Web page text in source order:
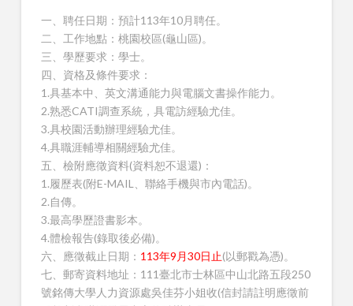
一、聘任日期：預計113年10月聘任。
二、工作地點：桃園校區(龜山區)。
三、學歷要求：學士。
四、資格及條件要求：
1.具基本中、英文溝通能力與電腦文書操作能力。
2.熟悉CATI調查系統，具電訪經驗尤佳。
3.具校園活動辦理經驗尤佳。
4.具職涯輔導相關經驗尤佳。
五、檢附應徵資料(資料恕不退還)：
1.履歷表(附E-MAIL、聯絡手機與市內電話)。
2.自傳。
3.最高學歷證書影本。
4.體檢報告(錄取後必備)。
六、應徵截止日期： 113年9月30日止(以郵戳為憑)。
七、郵寄資料地址：111臺北市士林區中山北路五段250
號銘傳大學人力資源處吳佳芬小姐收(信封請註明應徵前